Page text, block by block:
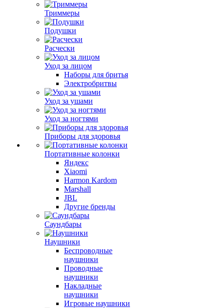
Триммеры
Подушки
Расчески
Уход за лицом
Наборы для бритья
Электробритвы
Уход за ушами
Уход за ногтями
Приборы для здоровья
Портативные колонки
Яндекс
Xiaomi
Harmon Kardom
Marshall
JBL
Другие бренды
Саундбары
Наушники
Беспроводные
наушники
Проводные
наушники
Накладные
наушники
Игровые наушники